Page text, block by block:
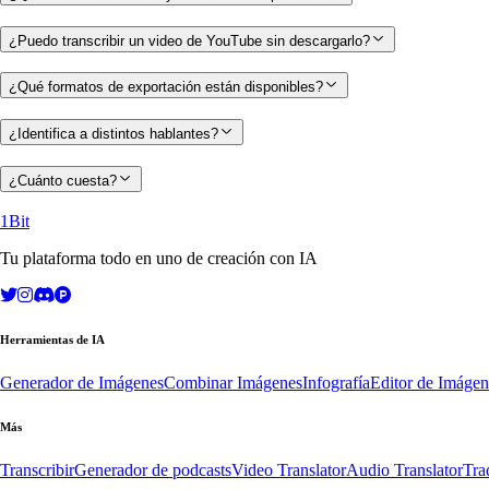
¿Puedo transcribir un video de YouTube sin descargarlo?
¿Qué formatos de exportación están disponibles?
¿Identifica a distintos hablantes?
¿Cuánto cuesta?
1Bit
Tu plataforma todo en uno de creación con IA
Herramientas de IA
Generador de ImágenesCombinar ImágenesInfografíaEditor de
Más
TranscribirGenerador de podcastsVideo TranslatorAudio Translator